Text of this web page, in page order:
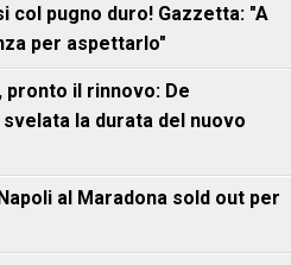
col pugno duro! Gazzetta: "A
per aspettarlo"
pronto il rinnovo: De
la durata del nuovo
al Maradona sold out per